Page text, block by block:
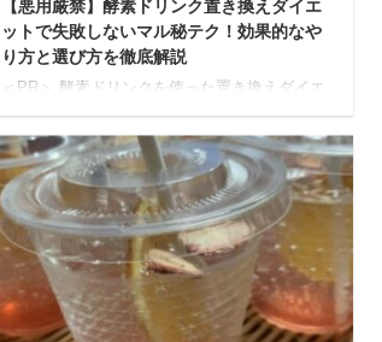
【悪用厳禁】酵素ドリンク置き換えダイエ
ットで失敗しないマル秘テク！効果的なや
り方と選び方を徹底解説
＜PR＞ 酵素ドリンクを使った置き換えダイエ
人気のダイエット法です。 しかし「本当に効
果があるの？」「リバウンドしない？」「ど
の酵素ドリンクを選べばいいの？」といった
疑問や不安を抱えている人も少なくありませ
ん。 本記事では、酵素ドリンク置き換えダイ
エットの基本から、成功するための具体的な
やり方、そして自分にぴったりの酵素ドリン
クの選び方まで、徹底的に解説します。 最後
まで読めば、あなたのダイエットの不安は解